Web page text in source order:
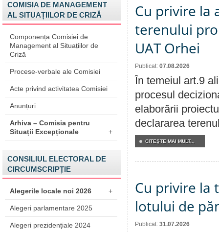
COMISIA DE MANAGEMENT
AL SITUAȚIILOR DE CRIZĂ
Componența Comisiei de
Management al Situațiilor de
Criză
Procese-verbale ale Comisiei
Acte privind activitatea Comisiei
Anunțuri
Arhiva – Comisia pentru
Situații Excepționale
+
CONSILIUL ELECTORAL DE
CIRCUMSCRIPȚIE
Alegerile locale noi 2026 +
Alegeri parlamentare 2025
Alegeri prezidențiale 2024
Cu privire la
terenului
UAT Orhei
Publicat: 07.08.2026
În temeiul art.9
procesul
elaborării
declararea
CITEŞTE MAI MULT...
Cu privire la
lotului de
Publicat: 31.07.2026